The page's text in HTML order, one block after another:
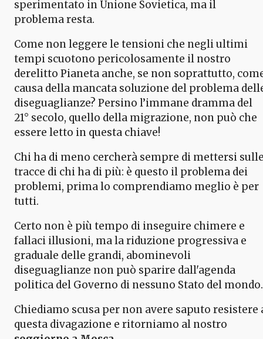
sperimentato in Unione Sovietica, ma il
problema resta.
Come non leggere le tensioni che negli ultimi
tempi scuotono pericolosamente il nostro
derelitto Pianeta anche, se non soprattutto,
causa della mancata soluzione del problema
diseguaglianze? Persino l’immane dramma del
21° secolo, quello della migrazione, non può che
essere letto in questa chiave!
Chi ha di meno cercherà sempre di mettersi
tracce di chi ha di più: è questo il problema dei
problemi, prima lo comprendiamo meglio è per
tutti.
Certo non è più tempo di inseguire chimere e
fallaci illusioni, ma la riduzione progressiva e
graduale delle grandi, abominevoli
diseguaglianze non può sparire dall'agenda
politica del Governo di nessuno Stato del mondo.
Chiediamo scusa per non avere saputo resistere
questa divagazione e ritorniamo al nostro